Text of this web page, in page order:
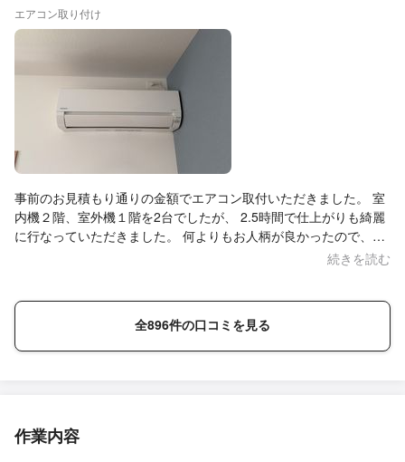
エアコン取り付け
事前のお見積もり通りの金額でエアコン取付いただきました。 室
内機２階、室外機１階を2台でしたが、 2.5時間で仕上がりも綺麗
に行なっていただきました。 何よりもお人柄が良かったので、ま
続きを読む
全896件の口コミを見る
作業内容